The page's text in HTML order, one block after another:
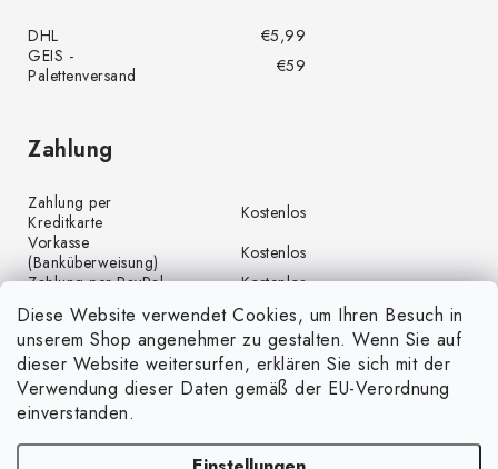
Diese Website verwendet Cookies, um Ihren Besuch in
unserem Shop angenehmer zu gestalten. Wenn Sie auf
dieser Website weitersurfen, erklären Sie sich mit der
Verwendung dieser Daten gemäß der EU-Verordnung
einverstanden.
DHL
€5,99
GEIS -
Palettenversand
€59
Zahlung
Zahlung per
Kreditkarte
Kostenlos
Vorkasse
(Banküberweisung)
Kostenlos
Zahlung per PayPal
Kostenlos